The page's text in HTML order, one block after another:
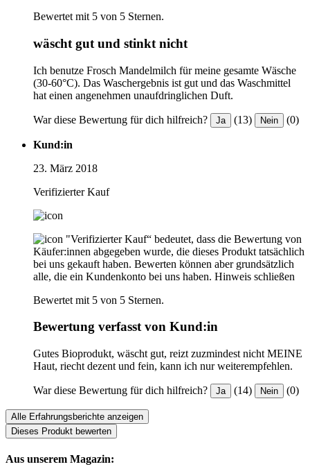
Bewertet mit 5 von 5 Sternen.
wäscht gut und stinkt nicht
Ich benutze Frosch Mandelmilch für meine gesamte Wäsche
(30-60°C). Das Waschergebnis ist gut und das Waschmittel
hat einen angenehmen unaufdringlichen Duft.
War diese Bewertung für dich hilfreich? Ja (13) Nein (0)
Kund:in
23. März 2018
Verifizierter Kauf
"Verifizierter Kauf“ bedeutet, dass die Bewertung von
Käufer:innen abgegeben wurde, die dieses Produkt tatsächlich
bei uns gekauft haben. Bewerten können aber grundsätzlich
alle, die ein Kundenkonto bei uns haben. Hinweis schließen
Bewertet mit 5 von 5 Sternen.
Bewertung verfasst von Kund:in
Gutes Bioprodukt, wäscht gut, reizt zuzmindest nicht MEINE
Haut, riecht dezent und fein, kann ich nur weiterempfehlen.
War diese Bewertung für dich hilfreich? Ja (14) Nein (0)
Alle Erfahrungsberichte anzeigen
Dieses Produkt bewerten
Aus unserem Magazin: